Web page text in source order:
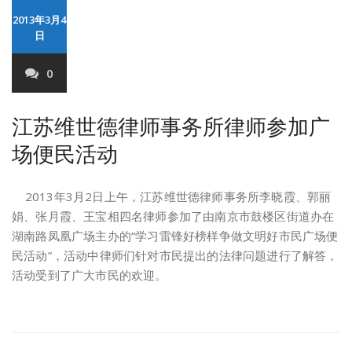
2013年3月4
日
0
江苏维世德律师事务所律师参加广
场便民活动
2013年3月2日上午，江苏维世德律师事务所李晓霞、郭丽
娟、张月霞、王宝相四名律师参加了由南京市鼓楼区街道办在
湖南路凤凰广场主办的“学习雷锋好榜样争做文明好市民广场便
民活动”，活动中律师们针对市民提出的法律问题进行了解答，
活动受到了广大市民的欢迎。